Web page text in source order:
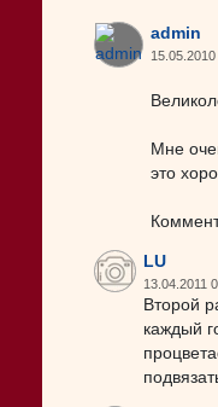
admin
Мне
это
LU
13.04.2011
Второй
каждый